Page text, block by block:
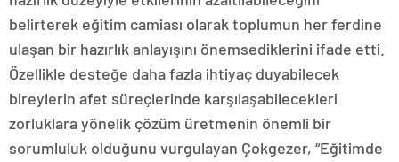
belirterek eğitim camiası olarak toplumun her ferdine
ulaşan bir hazırlık anlayışını önemsediklerini ifade etti.
Özellikle desteğe daha fazla ihtiyaç duyabilecek
bireylerin afet süreçlerinde karşılaşabilecekleri
zorluklara yönelik çözüm üretmenin önemli bir
sorumluluk olduğunu vurgulayan Çokgezer, “Eğitimde